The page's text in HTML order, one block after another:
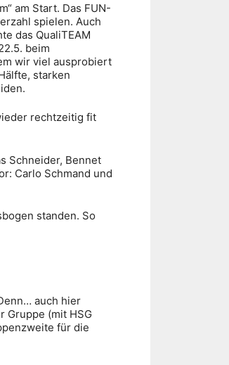
am Start. Das FUN-
spielen. Auch
das QualiTEAM
beim
wir viel ausprobiert
starken
rechtzeitig fit
Schneider, Bennet
Carlo Schmand und
standen. So
auch hier
Gruppe (mit HSG
für die